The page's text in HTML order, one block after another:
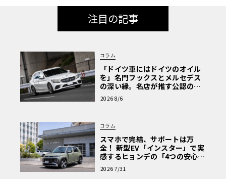
注目の記事
コラム
「ドイツ車にはドイツのオイル
を」名門フックスとメルセデス
の深い縁。名店が推す公認の安
心と、Cクラスで味わうシルキー
な走り〈PR〉
2026 8/6
コラム
スマホで完結、サポートは万
全！ 新型EV「インスター」で実
感するヒョンデの「4つの安心」
【第1回・ヒョンデ6つの疑問：
Why? Hyundai?】〈PR〉
2026 7/31